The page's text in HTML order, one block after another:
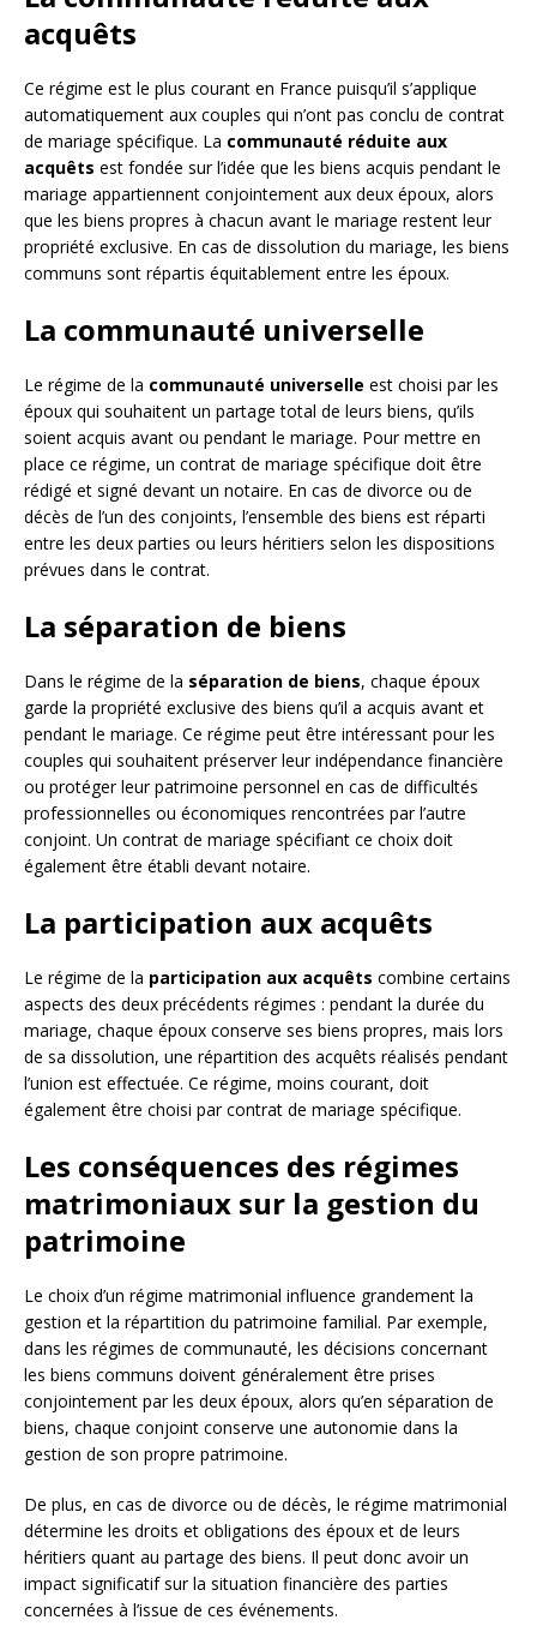
acquêts
Ce régime est le plus courant en France puisqu’il s’applique
automatiquement aux couples qui n’ont pas conclu de contrat
de mariage spécifique. La communauté réduite aux
acquêts est fondée sur l’idée que les biens acquis pendant le
mariage appartiennent conjointement aux deux époux, alors
que les biens propres à chacun avant le mariage restent leur
propriété exclusive. En cas de dissolution du mariage, les biens
communs sont répartis équitablement entre les époux.
La communauté universelle
Le régime de la communauté universelle est choisi par les
époux qui souhaitent un partage total de leurs biens, qu’ils
soient acquis avant ou pendant le mariage. Pour mettre en
place ce régime, un contrat de mariage spécifique doit être
rédigé et signé devant un notaire. En cas de divorce ou de
décès de l’un des conjoints, l’ensemble des biens est réparti
entre les deux parties ou leurs héritiers selon les dispositions
prévues dans le contrat.
La séparation de biens
Dans le régime de la séparation de biens, chaque époux
garde la propriété exclusive des biens qu’il a acquis avant et
pendant le mariage. Ce régime peut être intéressant pour les
couples qui souhaitent préserver leur indépendance financière
ou protéger leur patrimoine personnel en cas de difficultés
professionnelles ou économiques rencontrées par l’autre
conjoint. Un contrat de mariage spécifiant ce choix doit
également être établi devant notaire.
La participation aux acquêts
Le régime de la participation aux acquêts combine certains
aspects des deux précédents régimes : pendant la durée du
mariage, chaque époux conserve ses biens propres, mais lors
de sa dissolution, une répartition des acquêts réalisés pendant
l’union est effectuée. Ce régime, moins courant, doit
également être choisi par contrat de mariage spécifique.
Les conséquences des régimes
matrimoniaux sur la gestion du
patrimoine
Le choix d’un régime matrimonial influence grandement la
gestion et la répartition du patrimoine familial. Par exemple,
dans les régimes de communauté, les décisions concernant
les biens communs doivent généralement être prises
conjointement par les deux époux, alors qu’en séparation de
biens, chaque conjoint conserve une autonomie dans la
gestion de son propre patrimoine.
De plus, en cas de divorce ou de décès, le régime matrimonial
détermine les droits et obligations des époux et de leurs
héritiers quant au partage des biens. Il peut donc avoir un
impact significatif sur la situation financière des parties
concernées à l’issue de ces événements.